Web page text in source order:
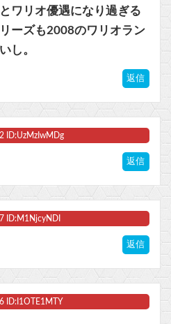
ワリオ優遇になり過ぎる
ーズも2008のワリオラン
し。
返信
ID:UzMzIwMDg
返信
ID:M1NjcyNDI
返信
ID:I1OTE1MTY